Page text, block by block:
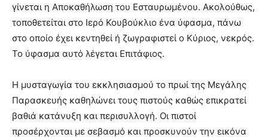
γίνεται η Αποκαθήλωση του Εσταυρωμένου. Ακολούθως,
τοποθετείται στο Ιερό Κουβούκλιο ένα ύφασμα, πάνω
στο οποίο έχει κεντηθεί ή ζωγραφιστεί ο Κύριος, νεκρός.
Το ύφασμα αυτό λέγεται Επιτάφιος.
Η μυσταγωγία του εκκλησιασμού το πρωί της Μεγάλης
Παρασκευής καθηλώνει τους πιστούς καθώς επικρατεί
βαθιά κατάνυξη και περισυλλογή. Οι πιστοί
προσέρχονται με σεβασμό και προσκυνούν την εικόνα